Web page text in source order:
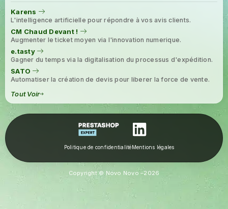
Karens
L'intelligence artificielle pour répondre à vos avis clients.
CM Chaud Devant !
Augmenter le ticket moyen via l'innovation numerique.
e.tasty
Gagner du temps via la digitalisation du processus d'expédition.
SATO
Automatiser la création de devis pour liberer la force de vente.
Tout Voir
Politique de confidentialitéMentions légales
Copyright © Novo Novo –2026